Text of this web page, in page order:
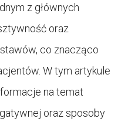
z głównych
oraz
co znacząco
W tym artykule
na temat
oraz sposoby